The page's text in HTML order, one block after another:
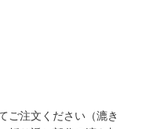
ご注文ください（漉き